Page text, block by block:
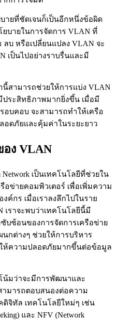
ายที่ชัดเจนก็เป็นอีกหนึ่งข้อผิด
บายในการจัดการ VLAN ที่
ลบ หรือเปลี่ยนแปลง VLAN จะ
เป็นไปอย่างราบรื่นและมี
นี้สามารถช่วยให้การแบ่ง VLAN
ระสิทธิภาพมากยิ่งขึ้น เมื่อมี
อบคอบ จะสามารถทำให้เครือ
อดภัยและคุ้มค่าในระยะยาว
ง VLAN
Network เป็นเทคโนโลยีที่ช่วยใน
อข่ายคอมพิวเตอร์ เพื่อเพิ่มความ
กร เมื่อเราลงลึกไปในราย
เราจะพบว่าเทคโนโลยีนี้มี
ซ้อนของการจัดการเครือข่าย
นกต่างๆ ช่วยให้การบริหาร
ห้ความปลอดภัยมากขึ้นต่อข้อมูล
มว่าจะมีการพัฒนาและ
ามารถตอบสนองต่อความ
ดิจิทัล เทคโนโลยีใหม่ๆ เช่น
และ NFV (Network